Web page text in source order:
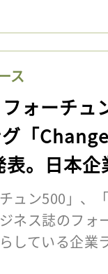
ス
フォーチ
グ「
表。日本
ュン500」、
ネス誌のフォ
している企